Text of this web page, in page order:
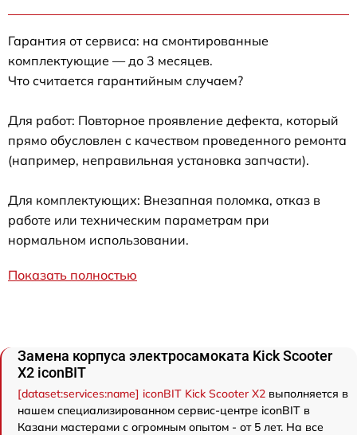
Гарантия от сервиса: на смонтированные
комплектующие — до 3 месяцев.
Что считается гарантийным случаем?
Для работ: Повторное проявление дефекта, который
прямо обусловлен с качеством проведенного ремонта
(например, неправильная установка запчасти).
Для комплектующих: Внезапная поломка, отказ в
работе или техническим параметрам при
нормальном использовании.
Показать полностью
Замена корпуса электросамоката Kick Scooter
X2 iconBIT
[dataset:services:name] iconBIT Kick Scooter X2 выполняется в
нашем специализированном сервис-центре iconBIT в
Казани мастерами с огромным опытом - от 5 лет. На все